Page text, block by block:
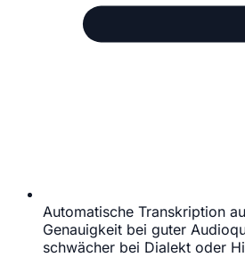
Automatische Transkription
Genauigkeit bei guter
schwächer bei Dialekt oder